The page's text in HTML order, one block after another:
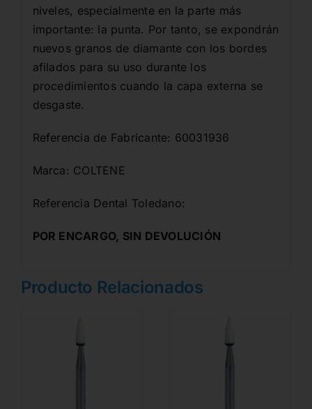
niveles, especialmente en la parte más
importante: la punta. Por tanto, se expondrán
nuevos granos de diamante con los bordes
afilados para su uso durante los
procedimientos cuando la capa externa se
desgaste.
Referencia de Fabricante: 60031936
Marca: COLTENE
Referencia Dental Toledano:
POR ENCARGO, SIN DEVOLUCIÓN
Producto Relacionados